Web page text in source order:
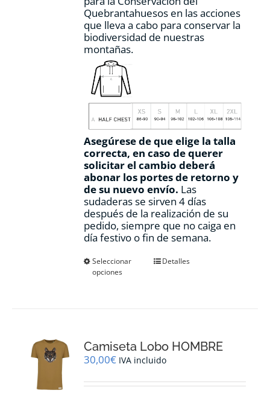
Quebrantahuesos en las acciones
que lleva a cabo para conservar la
biodiversidad de nuestras
montañas.
Asegúrese de que elige la talla
correcta, en caso de querer
solicitar el cambio deberá
abonar los portes de retorno y
de su nuevo envío. Las
sudaderas se sirven 4 días
después de la realización de su
pedido, siempre que no caiga en
día festivo o fin de semana.
Seleccionar
opciones
Este
se
pueden
en
Detalles
Camiseta Lobo HOMBRE
30,00€ IVA incluido